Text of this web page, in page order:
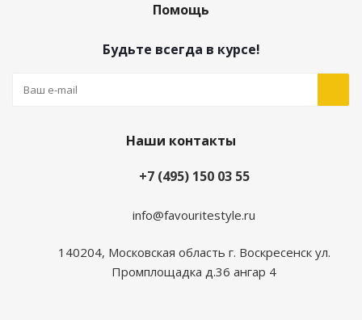
Помощь
Будьте всегда в курсе!
Наши контакты
+7 (495) 150 03 55
info@favouritestyle.ru
140204, Московская область г. Воскресенск ул.
Промплощадка д.36 ангар 4